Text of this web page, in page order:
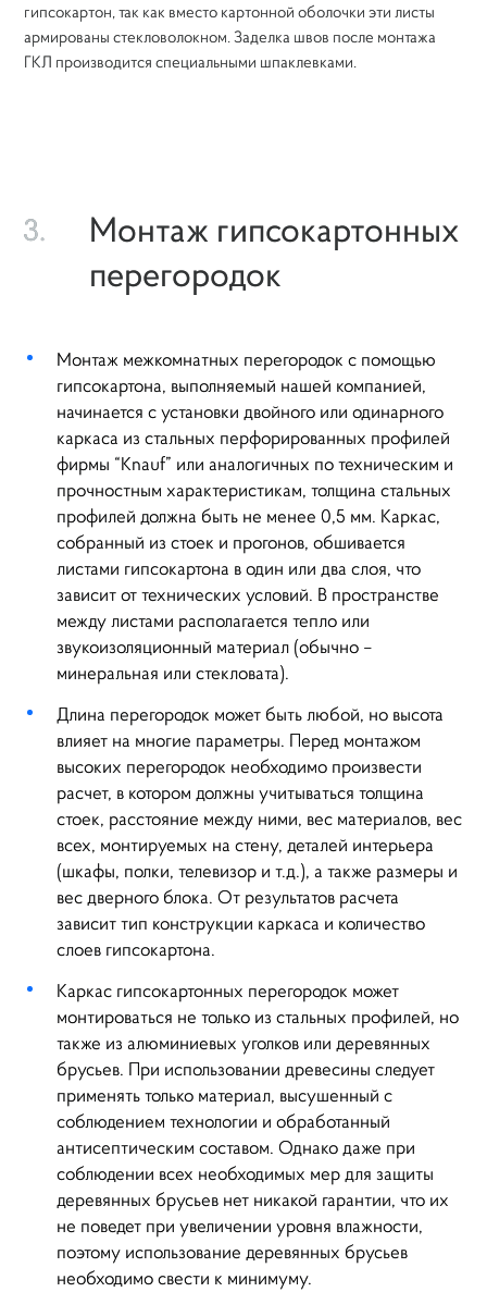
гипсокартон, так как вместо картонной оболочки эти листы
армированы стекловолокном. Заделка швов после монтажа
ГКЛ производится специальными шпаклевками.
3.
Монтаж гипсокартонных
перегородок
Монтаж межкомнатных перегородок с помощью
гипсокартона, выполняемый нашей компанией,
начинается с установки двойного или одинарного
каркаса из стальных перфорированных профилей
фирмы “Knauf” или аналогичных по техническим и
прочностным характеристикам, толщина стальных
профилей должна быть не менее 0,5 мм. Каркас,
собранный из стоек и прогонов, обшивается
листами гипсокартона в один или два слоя, что
зависит от технических условий. В пространстве
между листами располагается тепло или
звукоизоляционный материал (обычно –
минеральная или стекловата).
Длина перегородок может быть любой, но высота
влияет на многие параметры. Перед монтажом
высоких перегородок необходимо произвести
расчет, в котором должны учитываться толщина
стоек, расстояние между ними, вес материалов, вес
всех, монтируемых на стену, деталей интерьера
(шкафы, полки, телевизор и т.д.), а также размеры и
вес дверного блока. От результатов расчета
зависит тип конструкции каркаса и количество
слоев гипсокартона.
Каркас гипсокартонных перегородок может
монтироваться не только из стальных профилей, но
также из алюминиевых уголков или деревянных
брусьев. При использовании древесины следует
применять только материал, высушенный с
соблюдением технологии и обработанный
антисептическим составом. Однако даже при
соблюдении всех необходимых мер для защиты
деревянных брусьев нет никакой гарантии, что их
не поведет при увеличении уровня влажности,
поэтому использование деревянных брусьев
необходимо свести к минимуму.